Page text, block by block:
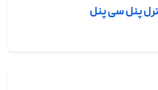
پنل سی پنل